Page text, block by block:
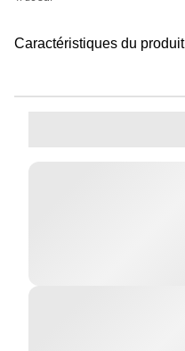
Caractéristiques du produit